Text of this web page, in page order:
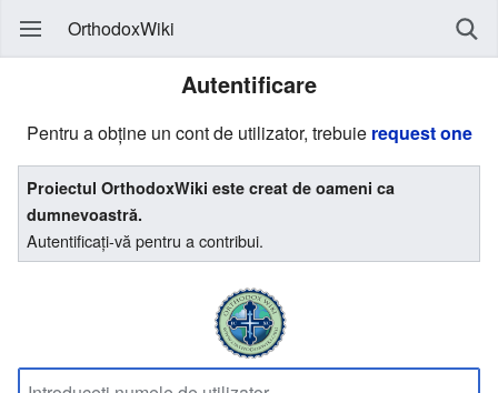
OrthodoxWiki
Autentificare
Pentru a obține un cont de utilizator, trebuie request one
Proiectul OrthodoxWiki este creat de oameni ca
dumnevoastră.
Autentificați-vă pentru a contribui.